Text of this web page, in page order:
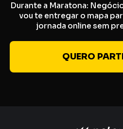
Durante a Maratona:
vou te entregar o mapa
jornada online sem
QUERO